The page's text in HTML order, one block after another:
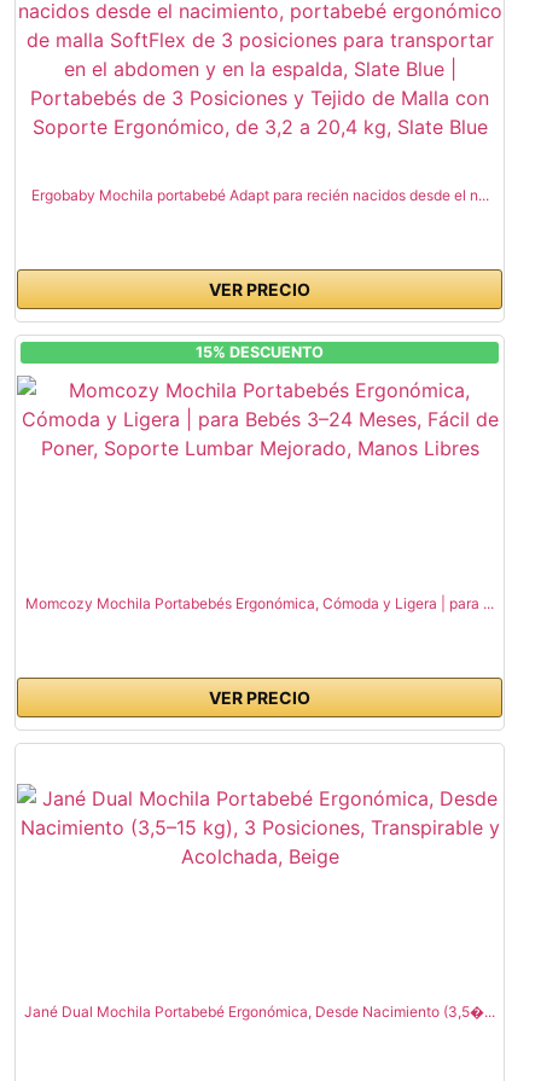
Ergobaby Mochila portabebé Adapt para recién nacidos desde el n...
VER PRECIO
15% DESCUENTO
Momcozy Mochila Portabebés Ergonómica, Cómoda y Ligera | para ...
VER PRECIO
Jané Dual Mochila Portabebé Ergonómica, Desde Nacimiento (3,5�...